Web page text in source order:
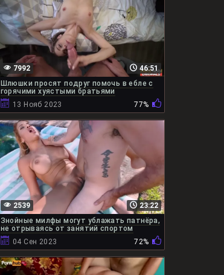
46:51
7992
Шлюшки просят подруг помочь в ебле с
горячими хуястыми братьями
13 Нояб 2023
77%
23:22
2539
Знойные милфы могут ублажать патнёра,
не отрываясь от занятий спортом
04 Сен 2023
72%